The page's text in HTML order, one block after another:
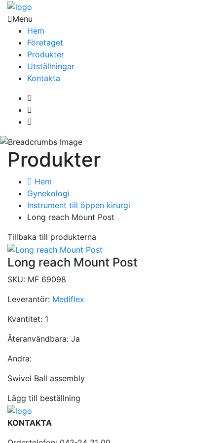
Menu
Hem
Företaget
Produkter
Utställningar
Kontakta
Produkter
Hem
Gynekologi
Instrument till öppen kirurgi
Long reach Mount Post
Tillbaka till produkterna
Long reach Mount Post
SKU: MF 69098
Leverantör: Mediflex
Kvantitet: 1
Återanvändbara: Ja
Andra:
Swivel Ball assembly
Lägg till beställning
KONTAKTA